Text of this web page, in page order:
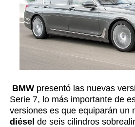
BMW presentó las nuevas
Serie 7, lo más importante de
versiones es que equiparán un
diésel de seis cilindros